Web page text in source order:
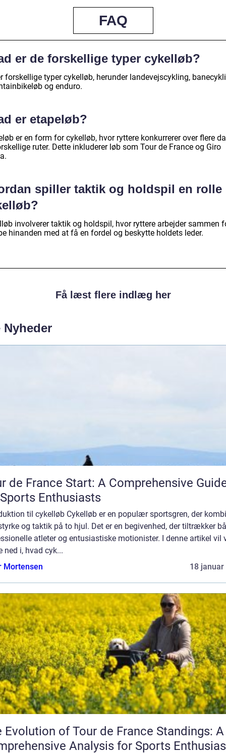
FAQ
er de forskellige typer cykelløb?
forskellige typer cykelløb, herunder landevejscykling,
og enduro.
er etapeløb?
er en form for cykelløb, hvor ryttere konkurrerer over flere
ruter. Dette inkluderer løb som Tour de France og Giro
spiller taktik og holdspil en rolle
involverer taktik og holdspil, hvor ryttere arbejder sammen
hinanden med at få en fordel og beskytte holdets leder.
Få læst flere indlæg her
Nyheder
de France Start: A Comprehensive
Enthusiasts
til cykelløb Cykelløb er en populær sportsgren, der
og taktik på to hjul. Det er en begivenhed, der tiltrækker
atleter og entusiastiske motionister. I denne artikel vil
ned i, hvad cyk...
Mortensen
18 januar
Evolution of Tour de France Standings: A
Analysis for Sports